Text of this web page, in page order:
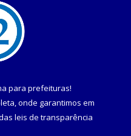
para prefeituras!
onde garantimos em
leis de transparência